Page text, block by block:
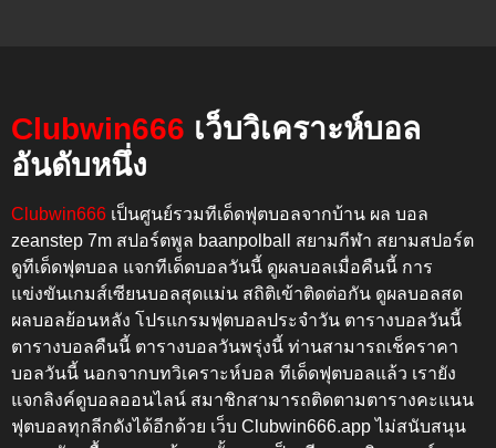
Clubwin666 เว็บวิเคราะห์บอล
อันดับหนึ่ง
Clubwin666 เป็นศูนย์รวมทีเด็ดฟุตบอลจากบ้าน ผล บอล
zeanstep 7m สปอร์ตพูล baanpolball สยามกีฬา สยามสปอร์ต
ดูทีเด็ดฟุตบอล แจกทีเด็ดบอลวันนี้ ดูผลบอลเมื่อคืนนี้ การ
แข่งขันเกมส์เซียนบอลสุดแม่น สถิติเข้าติดต่อกัน ดูผลบอลสด
ผลบอลย้อนหลัง โปรแกรมฟุตบอลประจำวัน ตารางบอลวันนี้
ตารางบอลคืนนี้ ตารางบอลวันพรุ่งนี้ ท่านสามารถเช็คราคา
บอลวันนี้ นอกจากบทวิเคราะห์บอล ทีเด็ดฟุตบอลแล้ว เรายัง
แจกลิงค์ดูบอลออนไลน์ สมาชิกสามารถติดตามตารางคะแนน
ฟุตบอลทุกลีกดังได้อีกด้วย เว็บ Clubwin666.appไม่สนับสนุน